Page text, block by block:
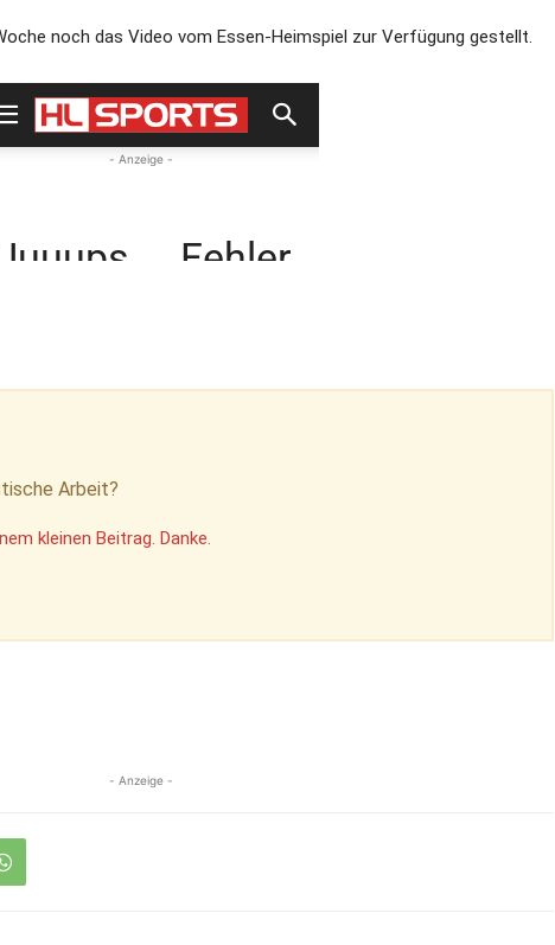
noch das Video vom Essen-Heimspiel zur Verfügung gestellt.
Arbeit?
kleinen Beitrag. Danke.
- Anzeige -